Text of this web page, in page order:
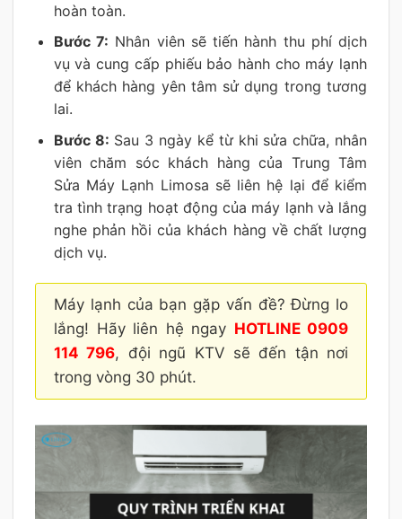
hoàn toàn.
Bước 7: Nhân viên sẽ tiến hành thu phí dịch
vụ và cung cấp phiếu bảo hành cho máy lạnh
để khách hàng yên tâm sử dụng trong tương
lai.
Bước 8: Sau 3 ngày kể từ khi sửa chữa, nhân
viên chăm sóc khách hàng của Trung Tâm
Sửa Máy Lạnh Limosa sẽ liên hệ lại để kiểm
tra tình trạng hoạt động của máy lạnh và lắng
nghe phản hồi của khách hàng về chất lượng
dịch vụ.
Máy lạnh của bạn gặp vấn đề? Đừng lo
lắng! Hãy liên hệ ngay HOTLINE 0909
114 796, đội ngũ KTV sẽ đến tận nơi
trong vòng 30 phút.